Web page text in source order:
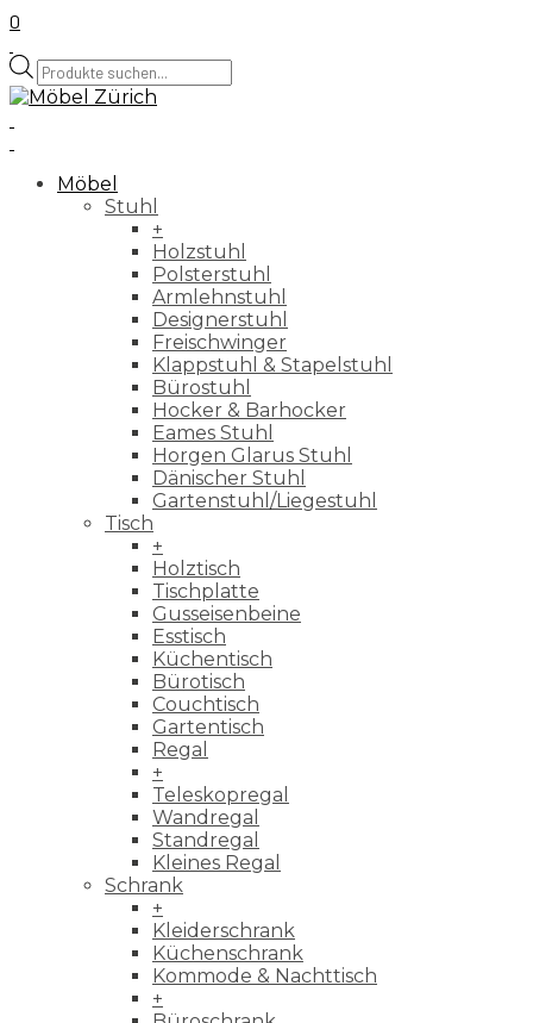
0
Products
search
Möbel
Stuhl
+
Holzstuhl
Polsterstuhl
Armlehnstuhl
Designerstuhl
Freischwinger
Klappstuhl & Stapelstuhl
Bürostuhl
Hocker & Barhocker
Eames Stuhl
Horgen Glarus Stuhl
Dänischer Stuhl
Gartenstuhl/Liegestuhl
Tisch
+
Holztisch
Tischplatte
Gusseisenbeine
Esstisch
Küchentisch
Bürotisch
Couchtisch
Gartentisch
Regal
+
Teleskopregal
Wandregal
Standregal
Kleines Regal
Schrank
+
Kleiderschrank
Küchenschrank
Kommode & Nachttisch
+